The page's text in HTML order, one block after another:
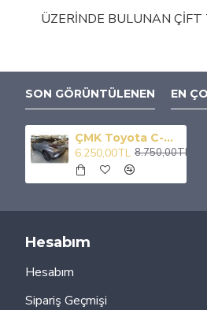
ÜZERİNDE BULUNAN
SON GÖRÜNTÜLENEN EN
ÇMK Toyota C-Hr 2016-2019 Yüksek Spoiler
6.250,00TL 8.750,00TL
Hesabım
Hesabım
Sipariş Geçmişi